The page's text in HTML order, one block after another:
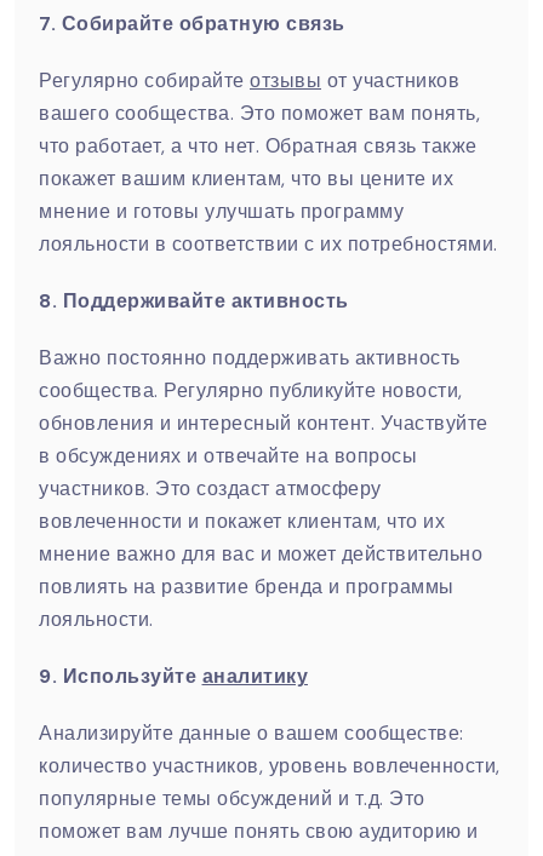
7. Собирайте обратную связь
Регулярно собирайте отзывы от участников
вашего сообщества. Это поможет вам понять,
что работает, а что нет. Обратная связь также
покажет вашим клиентам, что вы цените их
мнение и готовы улучшать программу
лояльности в соответствии с их потребностями.
8. Поддерживайте активность
Важно постоянно поддерживать активность
сообщества. Регулярно публикуйте новости,
обновления и интересный контент. Участвуйте
в обсуждениях и отвечайте на вопросы
участников. Это создаст атмосферу
вовлеченности и покажет клиентам, что их
мнение важно для вас и может действительно
повлиять на развитие бренда и программы
лояльности.
9. Используйте аналитику
Анализируйте данные о вашем сообществе:
количество участников, уровень вовлеченности,
популярные темы обсуждений и т.д. Это
поможет вам лучше понять свою аудиторию и